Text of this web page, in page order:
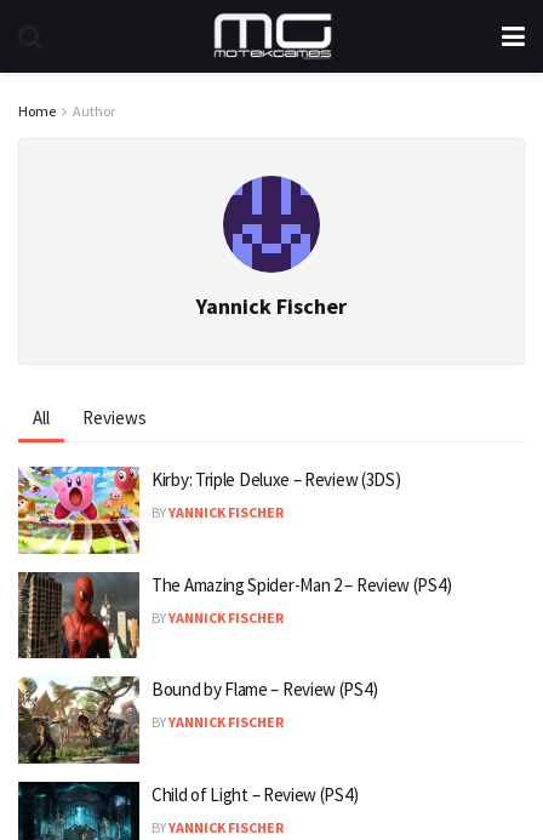
Home Author
Yannick Fischer
All Reviews
Kirby: Triple Deluxe – Review (3DS)
BYYANNICK FISCHER
The Amazing Spider-Man 2 – Review (PS4)
BYYANNICK FISCHER
Bound by Flame – Review (PS4)
BYYANNICK FISCHER
Child of Light – Review (PS4)
BYYANNICK FISCHER